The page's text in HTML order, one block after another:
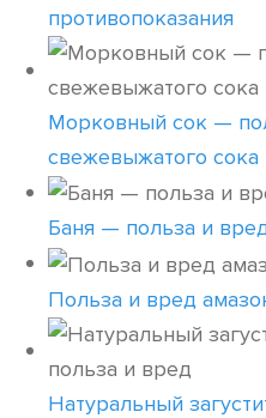
противопоказания
Морковный сок —
свежевыжатого сока
Баня — польза и
Польза и вред
Натуральный